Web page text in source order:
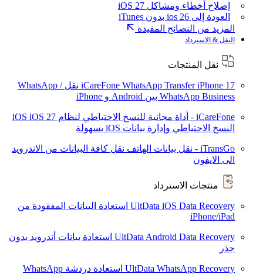
إصلاح أخطاء ومشاكل iOS 27
العودة إلى ios 26 بدون iTunes
المزيد من النصائح المفيدة
النقل & الاسترداد
نقل المنتجات
iCareFone WhatsApp TransferiPhone 17
نقل WhatsApp /
WhatsApp Business بين Android و iPhone
iCareFone - أداة مجانية للنسخ الاحتياطي لنظام iOS
iOS 27
النسخ الاحتياطي وإدارة بيانات iOS بسهولة
iTransGo - نقل بيانات الهاتف
نقل كافة البيانات من الاندرويد
الى الايفون
منتجات الاسترداد
UltData iOS Data Recovery استعادة البيانات المفقودة من
iPhone/iPad
UltData Android Data Recovery استعادة بيانات أندرويد بدون
جذر
UltData WhatsApp Recovery
استعادة دردشة WhatsApp